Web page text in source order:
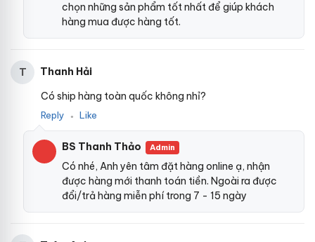
chọn những sản phẩm tốt nhất để giúp khách
hàng mua được hàng tốt.
T
Thanh Hải
Có ship hàng toàn quốc không nhỉ?
Reply ● Like
BS Thanh Thảo Admin
Có nhé, Anh yên tâm đặt hàng online ạ, nhận
được hàng mới thanh toán tiền. Ngoài ra được
đổi/trả hàng miễn phí trong 7 - 15 ngày